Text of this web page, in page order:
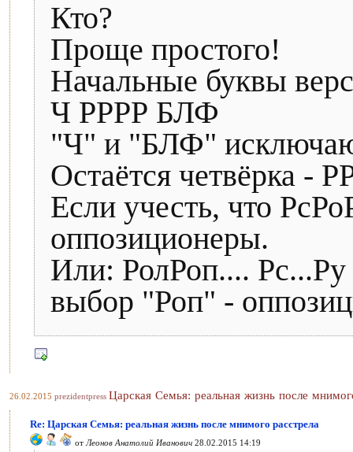
Кто?
Проще простого!
Начальные буквы
Ч РРРР БЛФ
"Ч" и "БЛФ"
Остаётся четвёрка -
Если учесть, что
оппозиционеры.
Или: РолРоп....
выбор "Роп" -
26.02.2015 prezidentpress Царская Семья: реальная жизнь после
Re: Царская Семья: реальная жизнь после мнимого расстрела
от Леонов Анатолий Иванович 28.02.2015 14:19